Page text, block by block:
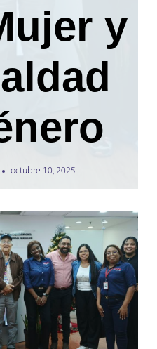
y
octubre 10, 2025